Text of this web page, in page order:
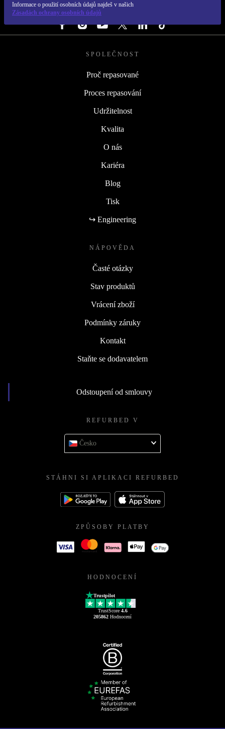
Informace o použití osobních údajů najdeš v našich
Zásadách ochrany osobních údajůSLEDUJ NÁS
SPOLEČNOST
Proč repasované
Proces repasování
Udržitelnost
Kvalita
O nás
Kariéra
Blog
Tisk
↪ Engineering
NÁPOVĚDA
Časté otázky
Stav produktů
Vrácení zboží
Podmínky záruky
Kontakt
Staňte se dodavatelem
Odstoupení od smlouvy
REFURBED V
Česko
STÁHNI SI APLIKACI REFURBED
ZPŮSOBY PLATBY
HODNOCENÍ
Trustpilot
TrustScore 4.6
205862 Hodnocení